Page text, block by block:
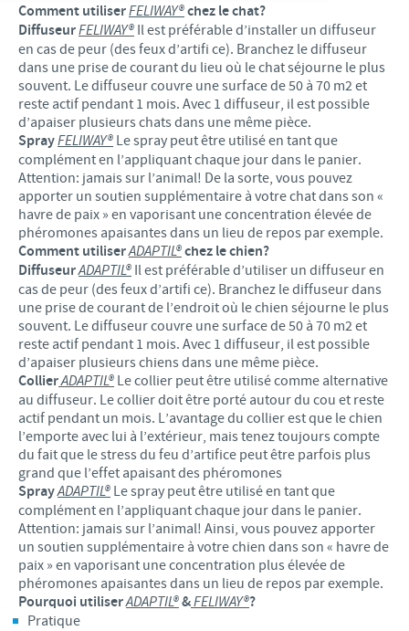
Comment utiliserFELIWAY®chez le chat?
DiffuseurFELIWAY® Il est préférable d’installer un diffuseur
en cas de peur (des feux d’artifi ce). Branchez le diffuseur
dans une prise de courant du lieu où le chat séjourne le plus
souvent. Le diffuseur couvre une surface de 50 à 70 m2 et
reste actif pendant 1 mois. Avec 1 diffuseur, il est possible
d’apaiser plusieurs chats dans une même pièce.
SprayFELIWAY® Le spray peut être utilisé en tant que
complément en l’appliquant chaque jour dans le panier.
Attention: jamais sur l’animal! De la sorte, vous pouvez
apporter un soutien supplémentaire à votre chat dans son «
havre de paix » en vaporisant une concentration élevée de
phéromones apaisantes dans un lieu de repos par exemple.
Comment utiliserADAPTIL®chez le chien?
DiffuseurADAPTIL® Il est préférable d’utiliser un diffuseur en
cas de peur (des feux d’artifi ce). Branchez le diffuseur dans
une prise de courant de l’endroit où le chien séjourne le plus
souvent. Le diffuseur couvre une surface de 50 à 70 m2 et
reste actif pendant 1 mois. Avec 1 diffuseur, il est possible
d’apaiser plusieurs chiens dans une même pièce.
CollierADAPTIL® Le collier peut être utilisé comme alternative
au diffuseur. Le collier doit être porté autour du cou et reste
actif pendant un mois. L’avantage du collier est que le chien
l’emporte avec lui à l’extérieur, mais tenez toujours compte
du fait que le stress du feu d’artifice peut être parfois plus
grand que l’effet apaisant des phéromones
SprayADAPTIL® Le spray peut être utilisé en tant que
complément en l’appliquant chaque jour dans le panier.
Attention: jamais sur l’animal! Ainsi, vous pouvez apporter
un soutien supplémentaire à votre chien dans son « havre de
paix » en vaporisant une concentration plus élevée de
phéromones apaisantes dans un lieu de repos par exemple.
Pourquoi utiliserADAPTIL®&FELIWAY®?
Pratique